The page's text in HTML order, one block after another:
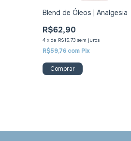
Blend de Óleos | Analgesia
R$62,90
4 xde R$15,73 sem juros
R$59,76 com Pix